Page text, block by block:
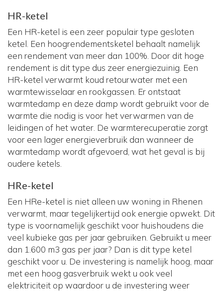
HR-ketel
Een HR-ketel is een zeer populair type gesloten
ketel. Een hoogrendementsketel behaalt namelijk
een rendement van meer dan 100%. Door dit hoge
rendement is dit type dus zeer energiezuinig. Een
HR-ketel verwarmt koud retourwater met een
warmtewisselaar en rookgassen. Er ontstaat
warmtedamp en deze damp wordt gebruikt voor de
warmte die nodig is voor het verwarmen van de
leidingen of het water. De warmterecuperatie zorgt
voor een lager energieverbruik dan wanneer de
warmtedamp wordt afgevoerd, wat het geval is bij
oudere ketels.
HRe-ketel
Een HRe-ketel is niet alleen uw woning in Rhenen
verwarmt, maar tegelijkertijd ook energie opwekt. Dit
type is voornamelijk geschikt voor huishoudens die
veel kubieke gas per jaar gebruiken. Gebruikt u meer
dan 1.600 m3 gas per jaar? Dan is dit type ketel
geschikt voor u. De investering is namelijk hoog, maar
met een hoog gasverbruik wekt u ook veel
elektriciteit op waardoor u de investering weer